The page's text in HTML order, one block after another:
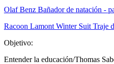
Olaf Benz Bañador de natación -
Racoon Lamont Winter Suit Traje
Objetivo:
Entender la educación/Thomas